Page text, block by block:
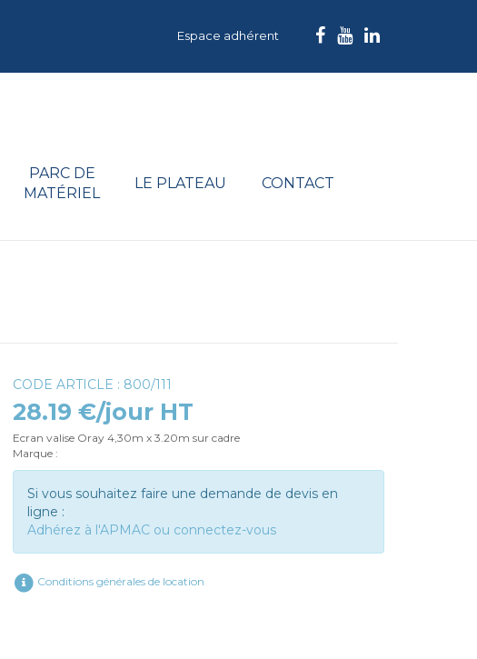
Espace adhérent
PARC DE
MATÉRIEL
LE PLATEAU CONTACT
CODE ARTICLE : 800/111
28.19 €/jour HT
Ecran valise Oray 4,30m x 3.20m sur cadre
Marque :
Si vous souhaitez faire une demande de devis en
ligne :
Adhérez à l'APMAC ou connectez-vous
Conditions générales de location